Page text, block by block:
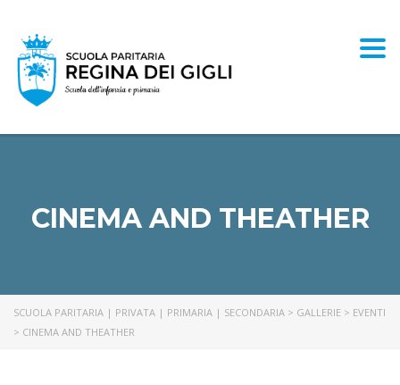
CINEMA AND THEATHER
SCUOLA PARITARIA | PRIVATA | PRIMARIA | SECONDARIA > GALLERIE > EVENTI
> CINEMA AND THEATHER